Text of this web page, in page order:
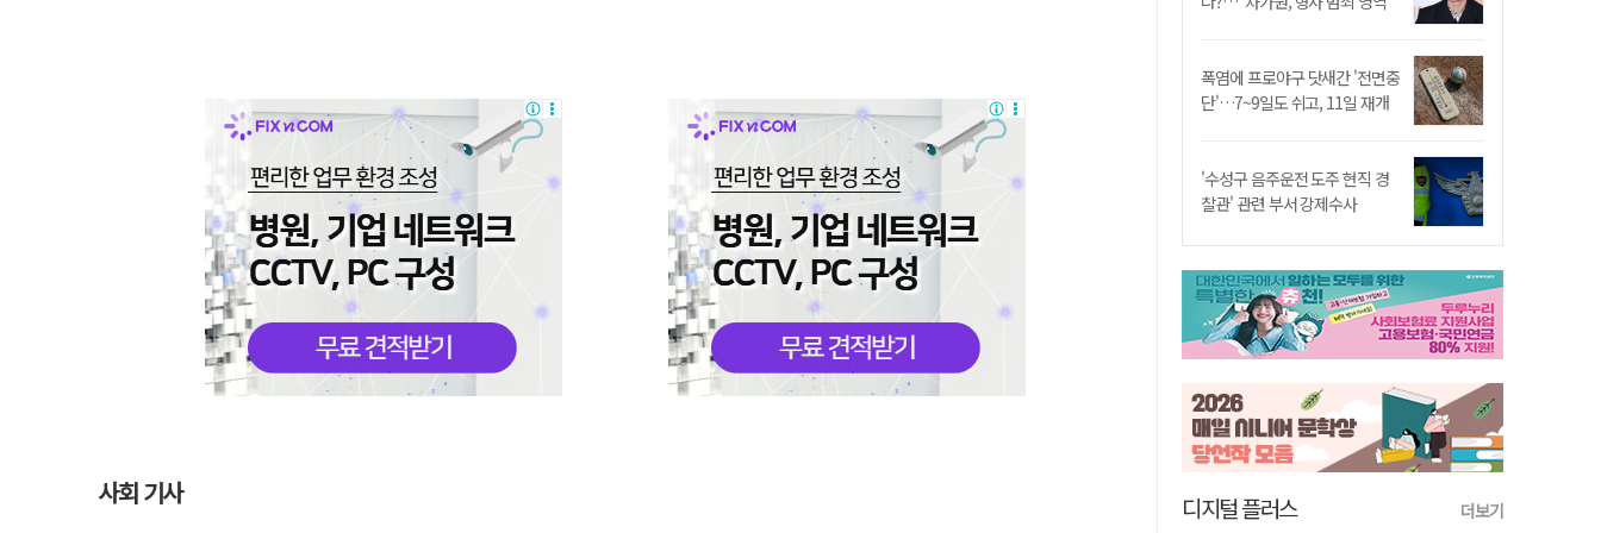
사회 기사
폭염에 프로야구 닷새간 '전면중
단'…7~9일도 쉬고, 11일 재개
'수성구 음주운전 도주 현직 경
찰관' 관련 부서 강제수사
디지털 플러스 더보기